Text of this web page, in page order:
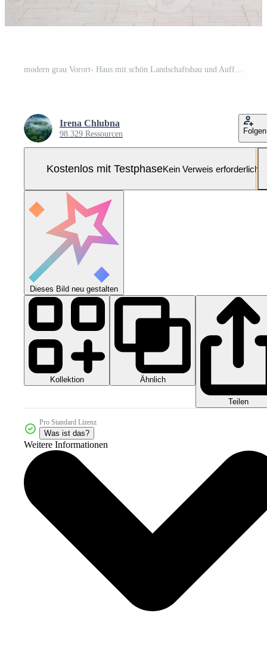
modern grau Vorort- Haus mit schön Landschaftsbau und Auffahrt Pro Foto
Irena Chlubna
98.329 Ressourcen Folgen
Kostenlos mit TestphaseKein Verweis erforderlich
Dieses Bild neu gestalten
Kollektion Ähnlich
Teilen
Pro Standard Lizenz
Was ist das?
Weitere Informationen